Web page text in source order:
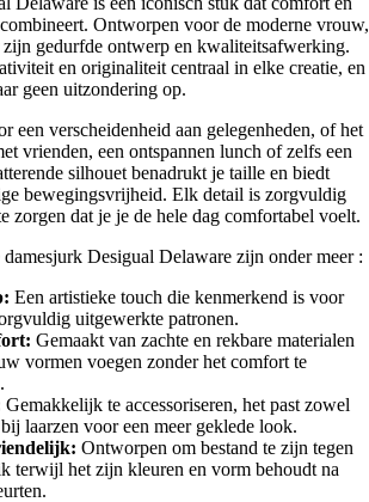
Ontworpen voor de moderne vrouw,
gedurfde ontwerp en kwaliteitsafwerking.
en originaliteit centraal in elke creatie, en
geen uitzondering op.
een verscheidenheid aan gelegenheden, of het
vrienden, een ontspannen lunch of zelfs een
silhouet benadrukt je taille en biedt
bewegingsvrijheid. Elk detail is zorgvuldig
zorgen dat je je de hele dag comfortabel voelt.
Desigual Delaware zijn onder meer :
Een artistieke touch die kenmerkend is voor
uitgewerkte patronen.
Gemaakt van zachte en rekbare materialen
vormen voegen zonder het comfort te
Gemakkelijk te accessoriseren, het past zowel
laarzen voor een meer geklede look.
Ontworpen om bestand te zijn tegen
terwijl het zijn kleuren en vorm behoudt na